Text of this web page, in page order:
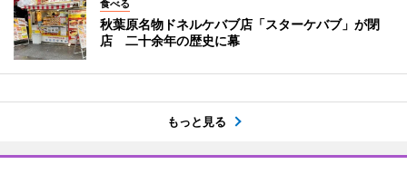
食べる
秋葉原名物ドネルケバブ店「スターケバブ」が閉
店 二十余年の歴史に幕
もっと見る